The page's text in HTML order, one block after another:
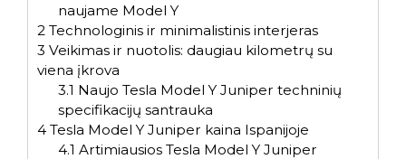
naujame Model Y
2 Technologinis ir minimalistinis interjeras
3 Veikimas ir nuotolis: daugiau kilometrų su
viena įkrova
3.1 Naujo Tesla Model Y Juniper techninių
specifikacijų santrauka
4 Tesla Model Y Juniper kaina Ispanijoje
4.1 Artimiausios Tesla Model Y Juniper